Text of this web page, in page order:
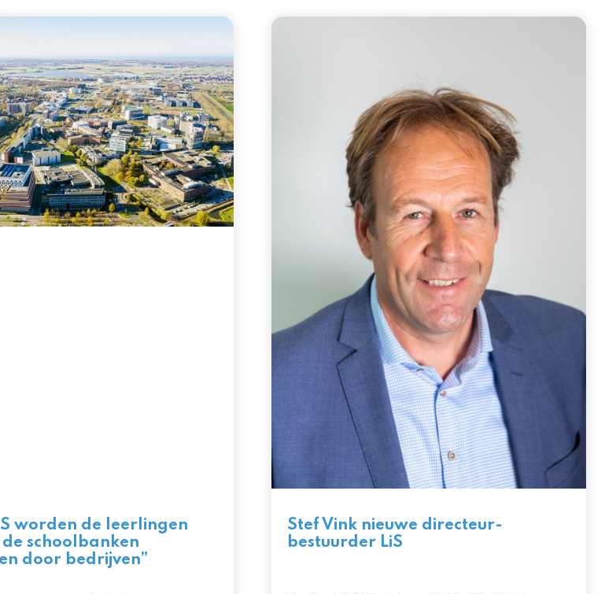
worden de leerlingen
schoolbanken
door bedrijven”
Stef Vink nieuwe directeur-
bestuurder LiS